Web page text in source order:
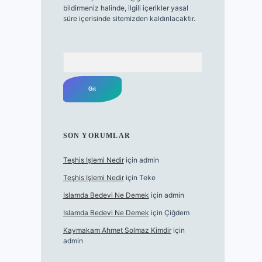
bildirmeniz halinde, ilgili içerikler yasal
süre içerisinde sitemizden kaldırılacaktır.
SON YORUMLAR
Teşhis Işlemi Nediriçin admin
Teşhis Işlemi Nediriçin Teke
Islamda Bedevi Ne Demek için admin
Islamda Bedevi Ne Demek için Çiğdem
Kaymakam Ahmet Solmaz Kimdiriçin
admin